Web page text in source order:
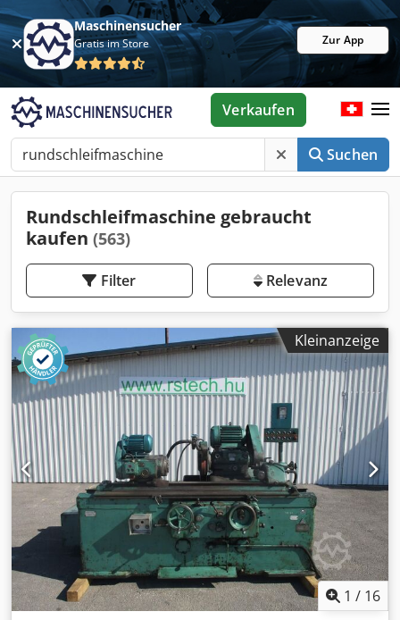
Maschinensucher
Gratis im Store Zur App
Suchen
Verkaufen
Rundschleifmaschine gebraucht
kaufen (563)
Filter Relevanz
Kleinanzeige
1 / 16